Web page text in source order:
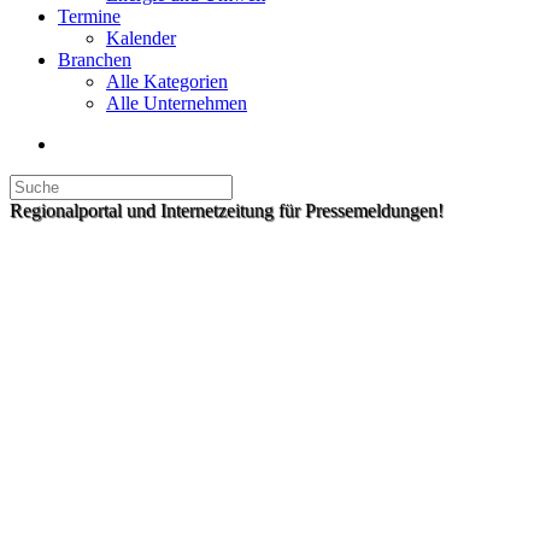
Termine
Kalender
Branchen
Alle Kategorien
Alle Unternehmen
Regionalportal und Internetzeitung für Pressemeldungen!